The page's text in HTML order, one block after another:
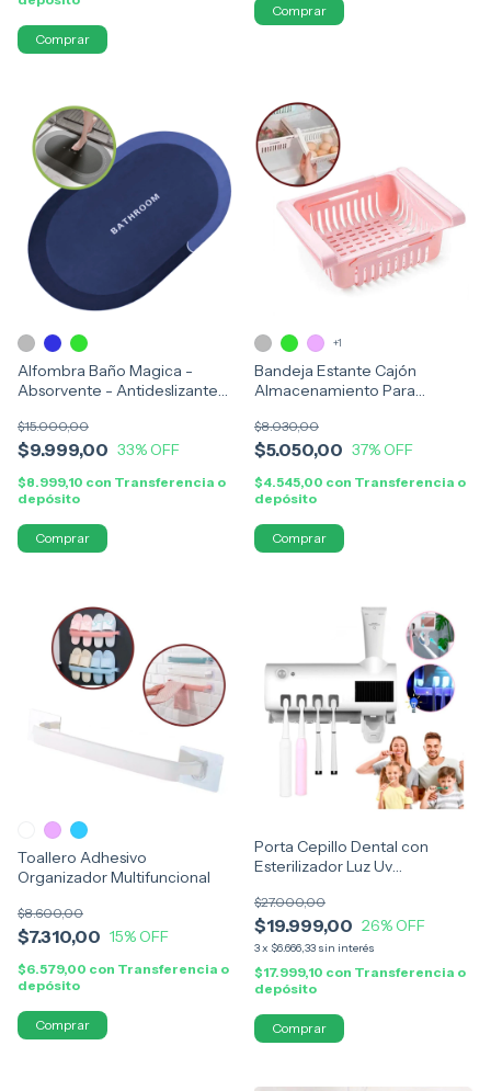
Alfombra Baño Magica -
Absorvente - Antideslizante
$9.999,00
$15.000,00
33% OFF
$8.999,10 con Transferencia o
depósito
Comprar
Bandeja Estante Cajón
Almacenamiento Para
$5.050,00
$8.030,00
37% OFF
$4.545,00 con Transferencia o
depósito
+1
Comprar
Toallero Adhesivo
Organizador Multifuncional
$7.310,00
$8.600,00
15% OFF
$6.579,00 con Transferencia o
depósito
Comprar
Porta Cepillo Dental con
Esterilizador Luz Uv
$19.999,00
$27.000,00
26% OFF
3x $6.666,33 sin interés
$17.999,10 con Transferencia o
depósito